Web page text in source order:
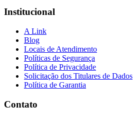
Institucional
A Link
Blog
Locais de Atendimento
Políticas de Segurança
Política de Privacidade
Solicitação dos Titulares de Dados
Política de Garantia
Contato